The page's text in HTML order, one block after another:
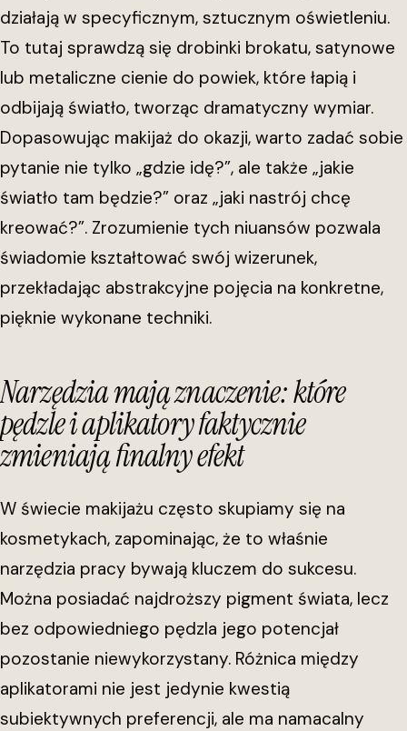
działają w specyficznym, sztucznym oświetleniu.
To tutaj sprawdzą się drobinki brokatu, satynowe
lub metaliczne cienie do powiek, które łapią i
odbijają światło, tworząc dramatyczny wymiar.
Dopasowując makijaż do okazji, warto zadać sobie
pytanie nie tylko „gdzie idę?”, ale także „jakie
światło tam będzie?” oraz „jaki nastrój chcę
kreować?”. Zrozumienie tych niuansów pozwala
świadomie kształtować swój wizerunek,
przekładając abstrakcyjne pojęcia na konkretne,
pięknie wykonane techniki.
Narzędzia mają znaczenie: które
pędzle i aplikatory faktycznie
zmieniają finalny efekt
W świecie makijażu często skupiamy się na
kosmetykach, zapominając, że to właśnie
narzędzia pracy bywają kluczem do sukcesu.
Można posiadać najdroższy pigment świata, lecz
bez odpowiedniego pędzla jego potencjał
pozostanie niewykorzystany. Różnica między
aplikatorami nie jest jedynie kwestią
subiektywnych preferencji, ale ma namacalny